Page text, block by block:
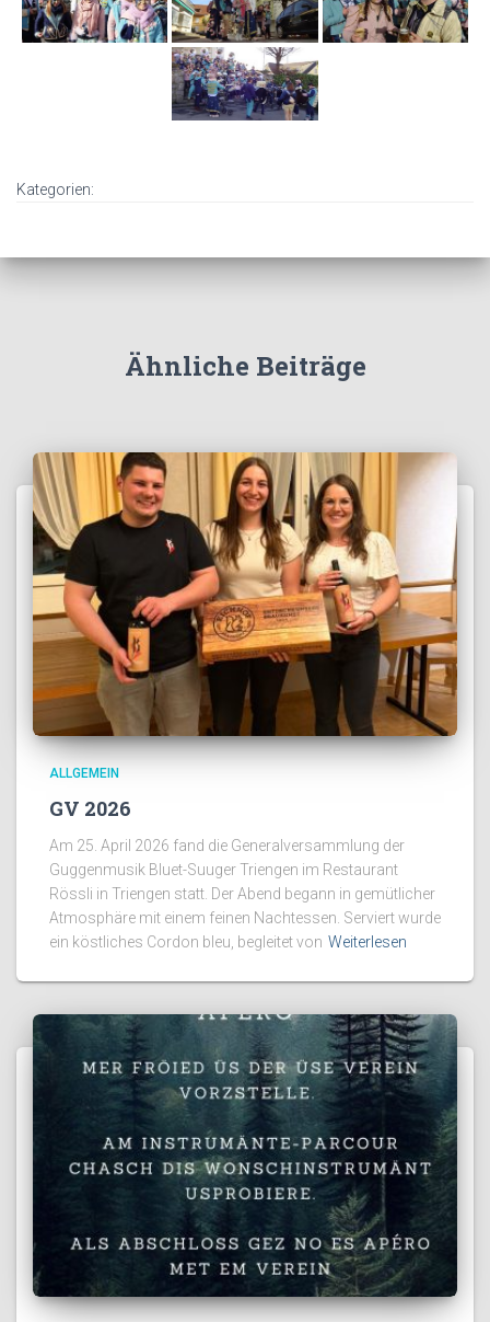
Kategorien:
Ähnliche Beiträge
ALLGEMEIN
GV 2026
Am 25. April 2026 fand die Generalversammlung der
Guggenmusik Bluet-Suuger Triengen im Restaurant
Rössli in Triengen statt. Der Abend begann in gemütlicher
Atmosphäre mit einem feinen Nachtessen. Serviert wurde
ein köstliches Cordon bleu, begleitet von Weiterlesen